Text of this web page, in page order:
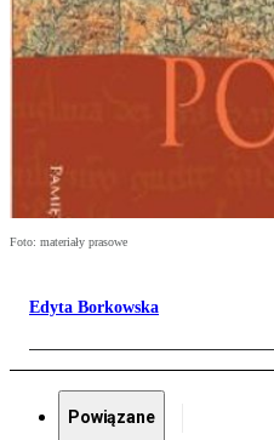
Foto: materiały prasowe
Edyta Borkowska
Powiązane